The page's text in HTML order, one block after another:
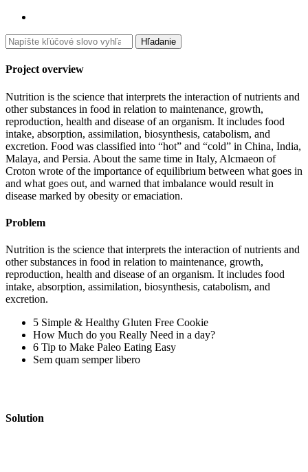
Search
for:
Hľadanie
Project overview
Nutrition is the science that interprets the interaction of nutrients and
other substances in food in relation to maintenance, growth,
reproduction, health and disease of an organism. It includes food
intake, absorption, assimilation, biosynthesis, catabolism, and
excretion. Food was classified into “hot” and “cold” in China, India,
Malaya, and Persia. About the same time in Italy, Alcmaeon of
Croton wrote of the importance of equilibrium between what goes in
and what goes out, and warned that imbalance would result in
disease marked by obesity or emaciation.
Problem
Nutrition is the science that interprets the interaction of nutrients and
other substances in food in relation to maintenance, growth,
reproduction, health and disease of an organism. It includes food
intake, absorption, assimilation, biosynthesis, catabolism, and
excretion.
5 Simple & Healthy Gluten Free Cookie
How Much do you Really Need in a day?
6 Tip to Make Paleo Eating Easy
Sem quam semper libero
Solution